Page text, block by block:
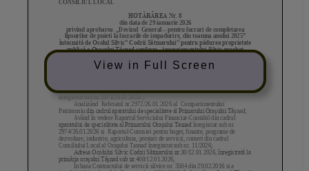
View in Full Screen